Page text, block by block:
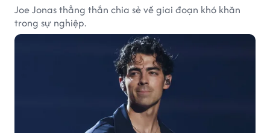
Joe Jonas thẳng thắn chia sẻ về giai đoạn khó khăn
trong sự nghiệp.